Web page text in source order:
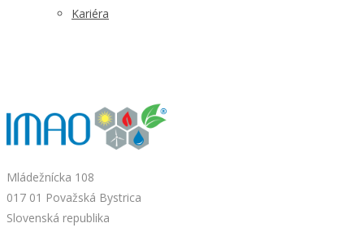
Kariéra
Mládežnícka 108
017 01 Považská Bystrica
Slovenská republika